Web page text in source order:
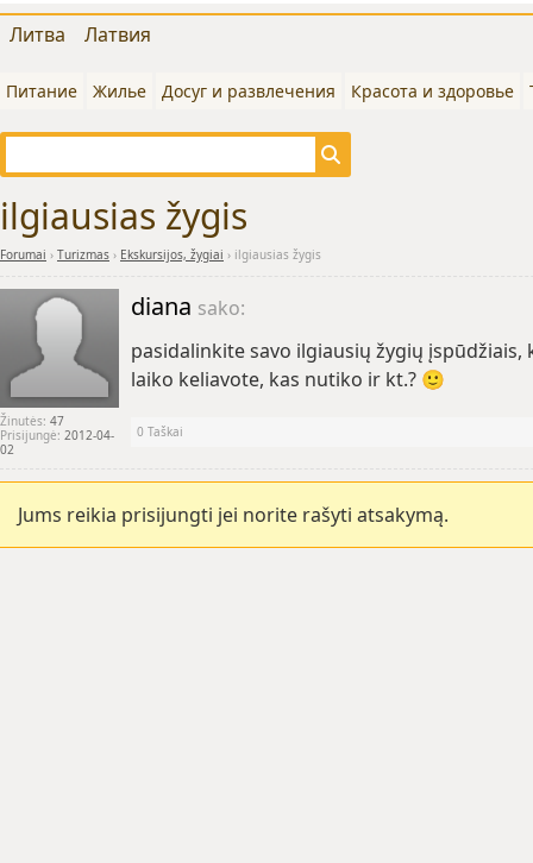
Литва Латвия
Питание Жилье Досуг и развлечения Красота и здоровье
ilgiausias žygis
Forumai › Turizmas › Ekskursijos, žygiai › ilgiausias žygis
Žinutės: 47
Prisijungė: 2012-04-
02
diana sako:
pasidalinkite savo ilgiausių žygių
laiko keliavote, kas nutiko ir kt.? 🙂
0 Taškai
Jums reikia prisijungti jei norite rašyti atsakymą.